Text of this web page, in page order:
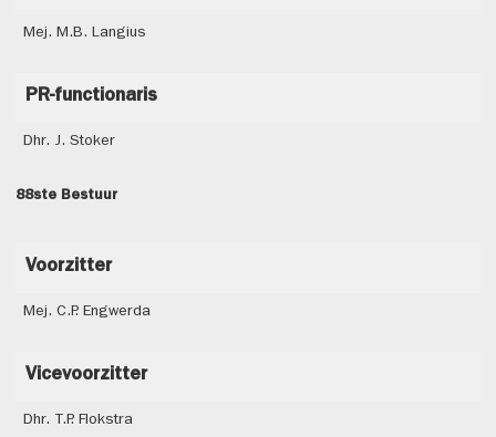
Mej. M.B. Langius
PR-functionaris
Dhr. J. Stoker
88ste Bestuur
Voorzitter
Mej. C.P. Engwerda
Vicevoorzitter
Dhr. T.P. Flokstra